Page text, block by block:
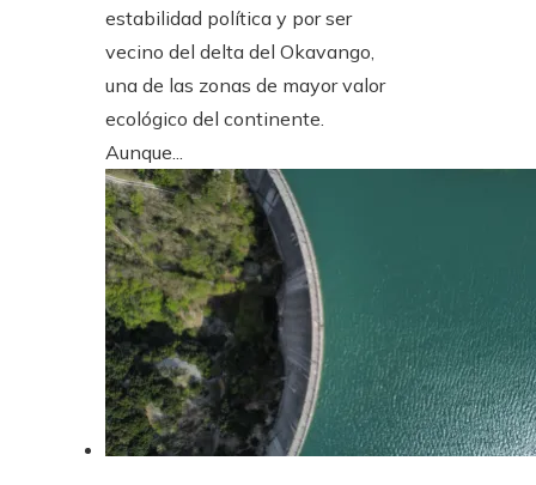
estabilidad política y por ser
vecino del delta del Okavango,
una de las zonas de mayor valor
ecológico del continente.
Aunque...